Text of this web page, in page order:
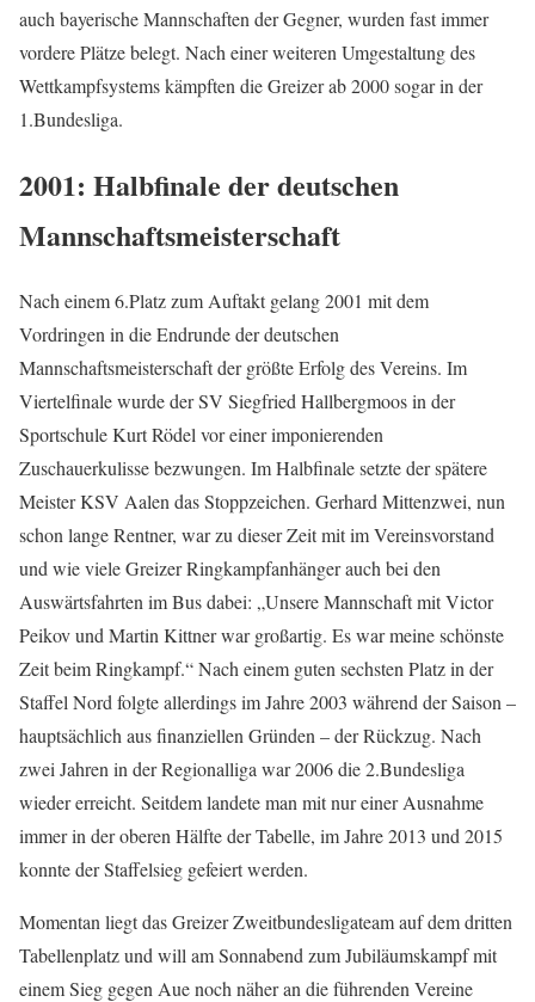
auch bayerische Mannschaften der Gegner, wurden fast immer
vordere Plätze belegt. Nach einer weiteren Umgestaltung des
Wettkampfsystems kämpften die Greizer ab 2000 sogar in der
1.Bundesliga.
2001: Halbfinale der deutschen
Mannschaftsmeisterschaft
Nach einem 6.Platz zum Auftakt gelang 2001 mit dem
Vordringen in die Endrunde der deutschen
Mannschaftsmeisterschaft der größte Erfolg des Vereins. Im
Viertelfinale wurde der SV Siegfried Hallbergmoos in der
Sportschule Kurt Rödel vor einer imponierenden
Zuschauerkulisse bezwungen. Im Halbfinale setzte der spätere
Meister KSV Aalen das Stoppzeichen. Gerhard Mittenzwei, nun
schon lange Rentner, war zu dieser Zeit mit im Vereinsvorstand
und wie viele Greizer Ringkampfanhänger auch bei den
Auswärtsfahrten im Bus dabei: „Unsere Mannschaft mit Victor
Peikov und Martin Kittner war großartig. Es war meine schönste
Zeit beim Ringkampf.“ Nach einem guten sechsten Platz in der
Staffel Nord folgte allerdings im Jahre 2003 während der Saison –
hauptsächlich aus finanziellen Gründen – der Rückzug. Nach
zwei Jahren in der Regionalliga war 2006 die 2.Bundesliga
wieder erreicht. Seitdem landete man mit nur einer Ausnahme
immer in der oberen Hälfte der Tabelle, im Jahre 2013 und 2015
konnte der Staffelsieg gefeiert werden.
Momentan liegt das Greizer Zweitbundesligateam auf dem dritten
Tabellenplatz und will am Sonnabend zum Jubiläumskampf mit
einem Sieg gegen Aue noch näher an die führenden Vereine